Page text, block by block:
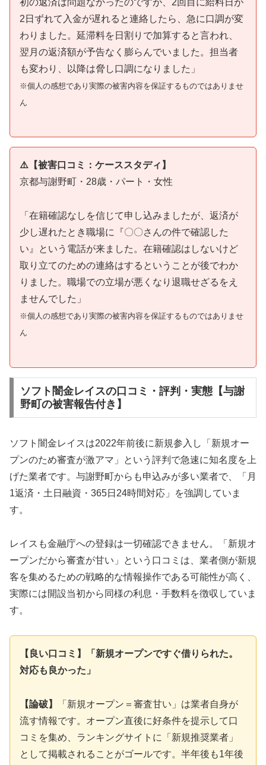
2日ずれて入金が遅れると連絡したら、急に口調が変
わりました。延滞料を日割りで加算すると言われ、
翌月の返済額が予告なく膨らんでいました。担当者
も変わり、以降は脅し口調になりました」
※個人の感想であり実際の被害内容を保証するものではありませ
ん
⚠️【被害口コミ：ケーススタディ】
京都与謝野町・28歳・パート・女性
「在籍確認なしを信じて申し込みましたが、返済が
少し遅れたとき職場に『〇〇さんの件で確認した
い』という電話が来ました。在籍確認はしないけど
取り立てのための連絡はするということが後でわか
りました。職場での立場が悪くなり退職せざるをえ
ませんでした」
※個人の感想であり実際の被害内容を保証するものではありませ
ん
ソフト闇金レイスの口コミ・評判・実態【与謝
野町の被害報告付き】
ソフト闇金レイスは2022年前後に新規参入し「新規オー
プンのため審査が激アマ」という評判で急速に知名度を上
げた業者です。与謝野町からも申込みが多い業者で、「月
1返済・土日融資・365日24時間対応」を強調していま
す。
レイスも金融庁への登録は一切確認できません。「新規オ
ープンだから審査が甘い」という口コミは、業者側が新規
客を集めるための戦略的な情報操作である可能性が高く、
実際には開設当初から同様の利息・手数料を徴収していま
す。
【良い口コミ】「新規オープンですぐ借りられた。
対応も良かった」
【論破】
「新規オープン＝審査甘い」は業者自身が
流す情報です。オープン直後に好条件を提示して口
コミを集め、ランキングサイトに「新規推奨業者」
として掲載されることがゴールです。半年後も1年後